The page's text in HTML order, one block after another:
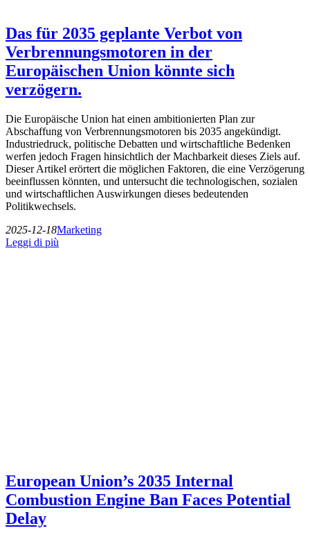
Das für 2035 geplante Verbot von
Verbrennungsmotoren in der
Europäischen Union könnte sich
verzögern.
Die Europäische Union hat einen ambitionierten Plan zur
Abschaffung von Verbrennungsmotoren bis 2035 angekündigt.
Industriedruck, politische Debatten und wirtschaftliche Bedenken
werfen jedoch Fragen hinsichtlich der Machbarkeit dieses Ziels auf.
Dieser Artikel erörtert die möglichen Faktoren, die eine Verzögerung
beeinflussen könnten, und untersucht die technologischen, sozialen
und wirtschaftlichen Auswirkungen dieses bedeutenden
Politikwechsels.
2025-12-18Marketing
Leggi di più
European Union’s 2035 Internal
Combustion Engine Ban Faces Potential
Delay